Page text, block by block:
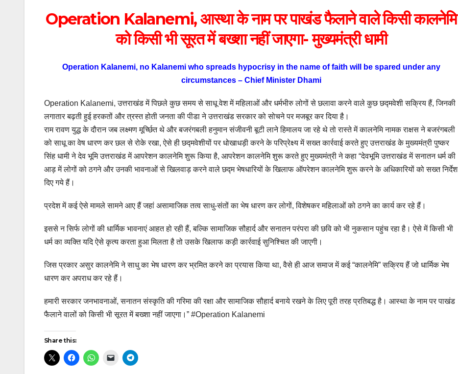
Operation Kalanemi, आस्था के नाम पर पाखंड फैलाने वाले किसी कालनेमि
को किसी भी सूरत में बख्शा नहीं जाएगा- मुख्यमंत्री धामी
Operation Kalanemi, no Kalanemi who spreads hypocrisy in the name of faith will be spared under any
circumstances – Chief Minister Dhami
Operation Kalanemi, उत्तराखंड में पिछले कुछ समय से साधू वेश में महिलाओं और धर्मभीरु लोगों से छलावा करने वाले कुछ छद्मवेशी सक्रिय हैं, जिनकी
लगातार बढ़ती हुई हरकतों और त्रस्त होती जनता की पीडा ने उत्तराखंड सरकार को सोचने पर मजबूर कर दिया है।
राम रावण युद्ध के दौरान जब लक्ष्मण मूर्च्छित थे और बजरंगबली हनुमान संजीवनी बूटी लाने हिमालय जा रहे थे तो रास्ते में कालनेमि नामक राक्षस ने बजरंगबली
को साधू का वेष धारण कर छल से रोके रखा, ऐसे ही छद्मवेशीयों पर धोखाधड़ी करने के परिप्रेक्ष्य में सख्त कार्रवाई करते हुए उत्तराखंड के मुख्यमंत्री पुष्कर
सिंह धामी ने देव भूमि उत्तराखंड में आपरेशन कालनेमि शुरू किया है, आपरेशन कालनेमि शुरू करते हुए मुख्यमंत्री ने कहा “देवभूमि उत्तराखंड में सनातन धर्म की
आड़ में लोगों को ठगने और उनकी भावनाओं से खिलवाड़ करने वाले छद्म भेषधारियों के खिलाफ ऑपरेशन कालनेमि शुरू करने के अधिकारियों को सख्त निर्देश
दिए गये हैं।
प्रदेश में कई ऐसे मामले सामने आए हैं जहां असामाजिक तत्व साधु-संतों का भेष धारण कर लोगों, विशेषकर महिलाओं को ठगने का कार्य कर रहे हैं।
इससे न सिर्फ लोगों की धार्मिक भावनाएं आहत हो रही हैं, बल्कि सामाजिक सौहार्द और सनातन परंपरा की छवि को भी नुकसान पहुंच रहा है। ऐसे में किसी भी
धर्म का व्यक्ति यदि ऐसे कृत्य करता हुआ मिलता है तो उसके खिलाफ कड़ी कार्रवाई सुनिश्चित की जाएगी।
जिस प्रकार असुर कालनेमि ने साधु का भेष धारण कर भ्रमित करने का प्रयास किया था, वैसे ही आज समाज में कई “कालनेमि” सक्रिय हैं जो धार्मिक भेष
धारण कर अपराध कर रहे हैं।
हमारी सरकार जनभावनाओं, सनातन संस्कृति की गरिमा की रक्षा और सामाजिक सौहार्द बनाये रखने के लिए पूरी तरह प्रतिबद्ध है। आस्था के नाम पर पाखंड
फैलाने वालों को किसी भी सूरत में बख्शा नहीं जाएगा।” #Operation Kalanemi
Share this: